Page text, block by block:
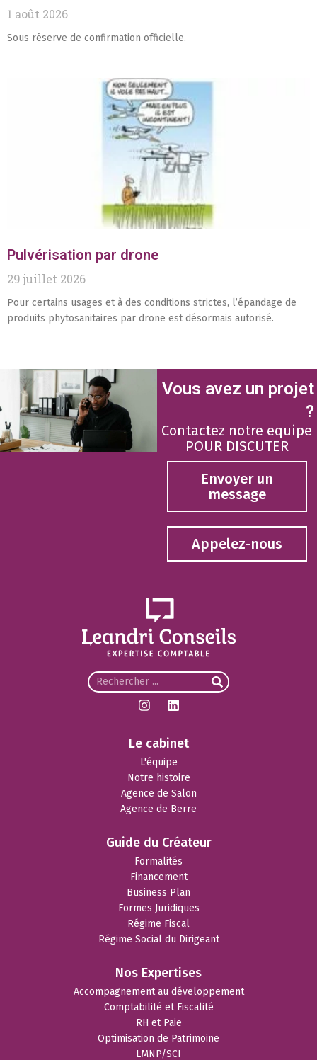
1 août 2026
Sous réserve de confirmation officielle.
Pulvérisation par drone
29 juillet 2026
Pour certains usages et à des conditions strictes, l’épandage de
produits phytosanitaires par drone est désormais autorisé.
Vous avez un projet
?
Contactez notre equipe
POUR DISCUTER
Envoyer un
message
Appelez-nous
Le cabinet
L'équipe
Notre histoire
Agence de Salon
Agence de Berre
Guide du Créateur
Formalités
Financement
Business Plan
Formes Juridiques
Régime Fiscal
Régime Social du Dirigeant
Nos Expertises
Accompagnement au développement
Comptabilité et Fiscalité
RH et Paie
Optimisation de Patrimoine
LMNP/SCI